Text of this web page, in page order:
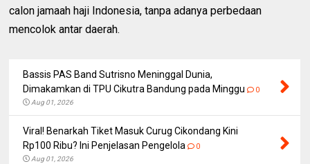
calon jamaah haji Indonesia, tanpa adanya perbedaan
mencolok antar daerah.
Bassis PAS Band Sutrisno Meninggal Dunia,
Dimakamkan di TPU Cikutra Bandung pada Minggu
0
Aug 01, 2026
Viral! Benarkah Tiket Masuk Curug Cikondang Kini
Rp100 Ribu? Ini Penjelasan Pengelola
0
Aug 01, 2026